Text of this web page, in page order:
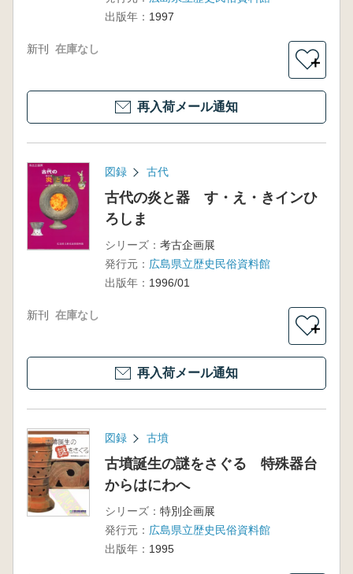
出版年： 1997
新刊 在庫なし
＋
再入荷メール通知
図録 古代
古代の炎と器 す・え・きインひ
ろしま
シリーズ： 考古企画展
発行元： 広島県立歴史民俗資料館
出版年： 1996/01
新刊 在庫なし
＋
再入荷メール通知
図録 古墳
古墳誕生の謎をさぐる 特殊器台
からはにわへ
シリーズ： 特別企画展
発行元： 広島県立歴史民俗資料館
出版年： 1995